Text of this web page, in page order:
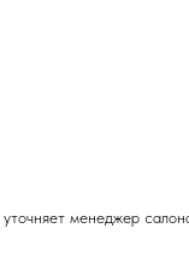
уточняет менеджер